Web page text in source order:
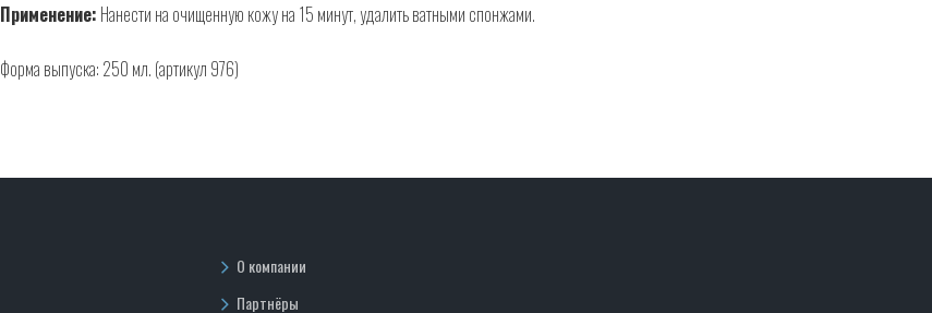
Применение: Нанести на очищенную кожу на 15 минут, удалить ватными спонжами.
Форма выпуска: 250 мл. (артикул 976)
О компании
Партнёры